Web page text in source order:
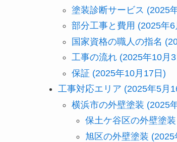
塗装診断サービス (2025
部分工事と費用 (2025年6
国家資格の職人の指名
工事の流れ (2025年10月
保証 (2025年10月17日)
工事対応エリア (2025年5月
横浜市の外壁塗装 (2025
保土ケ谷区の外壁塗
旭区の外壁塗装 (2025